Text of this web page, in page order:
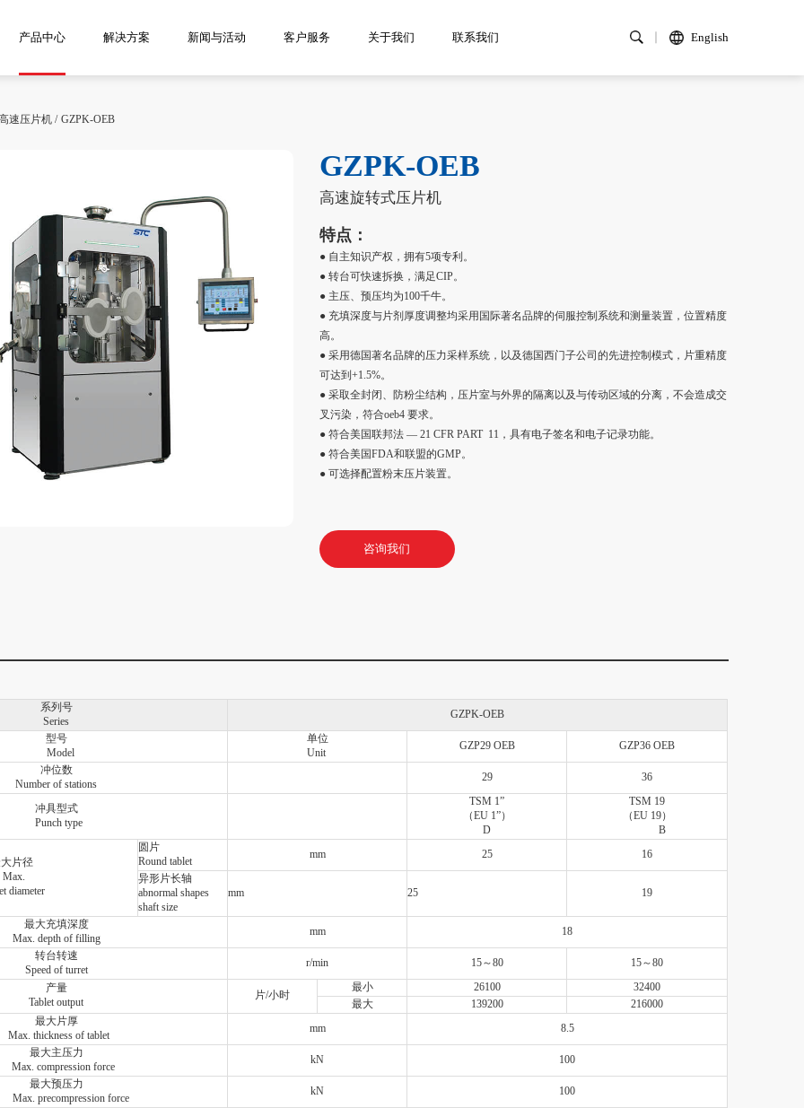
产品中心 解决方案 新闻与活动 客户服务 关于我们 联系我们 English
速压片机 / GZPK-OEB
GZPK-OEB
高速旋转式压片机
特点：
● 自主知识产权，拥有5项专利。
● 转台可快速拆换，满足CIP。
● 主压、预压均为100千牛。
● 充填深度与片剂厚度调整均采用国际著名品牌的伺服控制系统和测量装置，位置精度
高。
● 采用德国著名品牌的压力采样系统，以及德国西门子公司的先进控制模式，片重精度
可达到+1.5%。
● 采取全封闭、防粉尘结构，压片室与外界的隔离以及与传动区域的分离，不会造成交
叉污染，符合oeb4 要求。
● 符合美国联邦法 — 21 CFR PART 11，具有电子签名和电子记录功能。
● 符合美国FDA和联盟的GMP。
● 可选择配置粉末压片装置。
咨询我们
系列号
Series
GZPK-OEB
型号
Model
单位
Unit
GZP29 OEB GZP36 OEB
冲位数
Number of stations
29 36
冲具型式
Punch type
TSM 1”
（EU 1”）
D
TSM 19
（EU 19）
B
片径
Max.
diameter
圆片
Round tablet
mm 25 16
异形片长轴
abnormal shapes
shaft size
mm 25 19
最大充填深度
Max. depth of filling
mm 18
转台转速
Speed of turret
r/min 15～80 15～80
产量
Tablet output
片/小时
最小 26100
32400
最大
139200
216000
最大片厚
Max. thickness of tablet
mm 8.5
最大主压力
Max. compression force
kN 100
最大预压力
precompression force
kN 100